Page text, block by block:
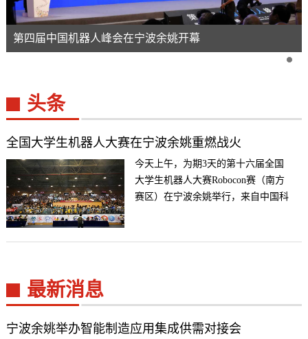
第四届中国机器人峰会在宁波余姚开幕
头条
全国大学生机器人大赛在宁波余姚重燃战火
今天上午，为期3天的第十六届全国
大学生机器人大赛Robocon赛（南方
赛区）在宁波余姚举行，来自中国科
最新消息
宁波余姚举办智能制造应用集成供需对接会